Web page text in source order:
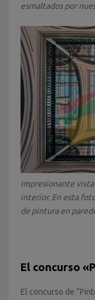
esmaltados por
Impresionante
interior. En esta
de pintura en
El concurso
El concurso de